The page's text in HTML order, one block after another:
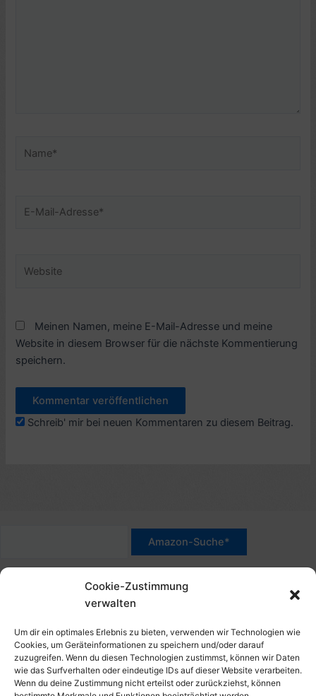
Cookie-Zustimmung
verwalten
Um dir ein optimales Erlebnis zu bieten, verwenden wir Technologien wie
Cookies, um Geräteinformationen zu speichern und/oder darauf
zuzugreifen. Wenn du diesen Technologien zustimmst, können wir Daten
wie das Surfverhalten oder eindeutige IDs auf dieser Website verarbeiten.
Wenn du deine Zustimmung nicht erteilst oder zurückziehst, können
Meinen Namen, meine E-Mail-Adresse und meine
Website in diesem Browser für die nächste Kommentierung
speichern.
Schreib' mir bei neuen Kommentaren zu diesem Beitrag.
*Werbehinweis für Links mit Hinweis "Amazon-Werbelink(s)",
"Amazon-Suche" und/oder mit Sternchen (*): Das sind Affiliate-
Link. Wenn Du auf der verlinkten Website etwas kaufst, erhalte
Aufschlag – und unterstützt diese Seite. Als Amazon-Partner
verdiene ich an qualifizierten Verkäufen. Dies gilt auch für
Klicks/Tipps auf Produktbilder, die mit einer Händler-Seite wie
Amazon verlinkt sind.